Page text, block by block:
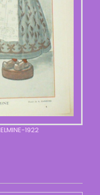
1922